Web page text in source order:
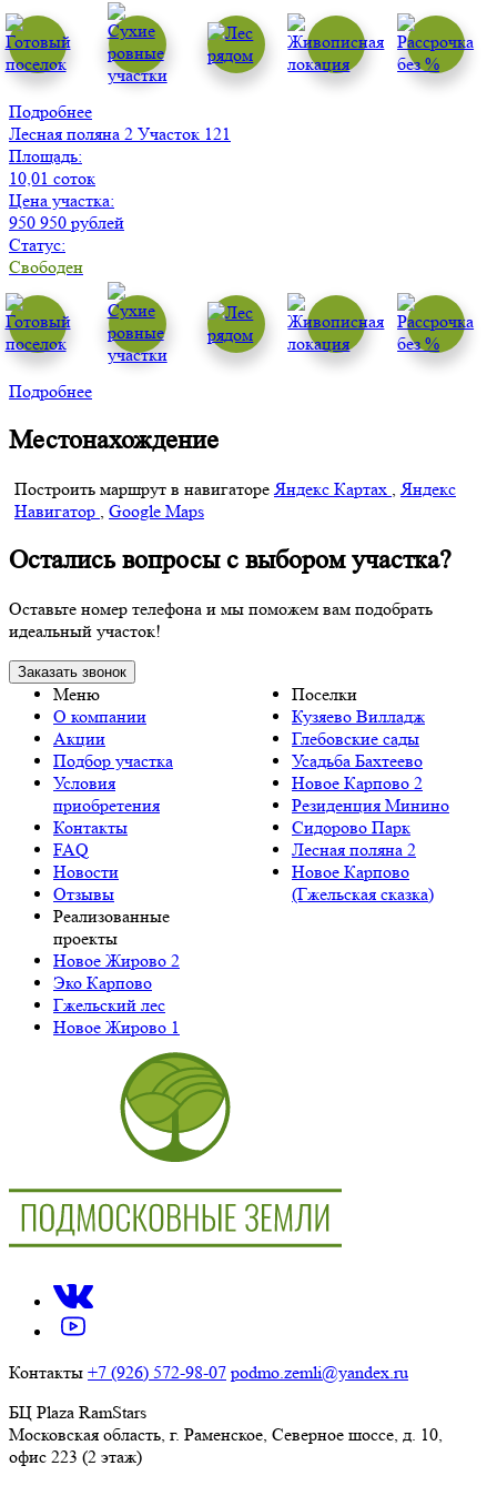
Подробнее
Лесная поляна 2 Участок 121
Площадь:
10,01 соток
Цена участка:
950 950 рублей
Статус:
Свободен
Подробнее
Местонахождение
Построить маршрут в навигатореЯндекс Картах ,Яндекс
Навигатор , Google Maps
Остались вопросы с выбором участка?
Оставьте номер телефона и мы поможем вам подобрать
идеальный участок!
Заказать звонок
Меню
О компании
Акции
Подбор участка
Условия
приобретения
Контакты
FAQ
Новости
Отзывы
Поселки
Кузяево Вилладж
Глебовские сады
Усадьба Бахтеево
Новое Карпово 2
Резиденция Минино
Сидорово Парк
Лесная поляна 2
Новое Карпово
(Гжельская сказка)
Реализованные
проекты
Новое Жирово 2
Эко Карпово
Гжельский лес
Новое Жирово 1
Контакты +7 (926) 572-98-07 podmo.zemli@yandex.ru
БЦ Plaza RamStars
Московская область, г. Раменское, Северное шоссе, д. 10,
офис 223 (2 этаж)